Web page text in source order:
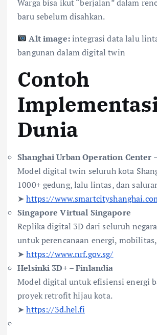
Warga bisa ikut “berjalan” dalam
baru sebelum disahkan.
Alt image:integrasi data lalu
bangunan dalam digital twin
Contoh
Dunia
Shanghai Urban Operation Center
Model digital twin seluruh kota
1000+ gedung, lalu lintas, dan
➤https://
Singapore Virtual Singapore
Replika digital 3D dari seluruh
untuk perencanaan energi,
➤https://www.nrf.gov.sg/
Helsinki 3D+ – Finlandia
Model digital untuk efisiensi energi
proyek retrofit hijau kota.
➤https://3d.hel.fi